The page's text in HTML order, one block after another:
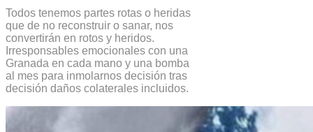
Todos tenemos partes rotas o heridas
que de no reconstruir o sanar, nos
convertirán en rotos y heridos.
Irresponsables emocionales con una
Granada en cada mano y una bomba
al mes para inmolarnos decisión tras
decisión daños colaterales incluidos.